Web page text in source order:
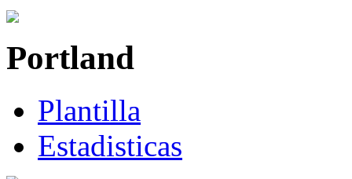
Portland
Plantilla
Estadisticas